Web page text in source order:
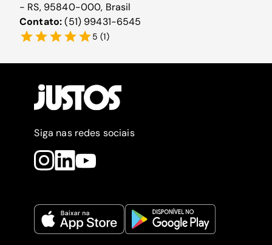
- RS, 95840-000, Brasil
Contato:(51) 99431-6545
5 (1)
Siga nas redes sociais